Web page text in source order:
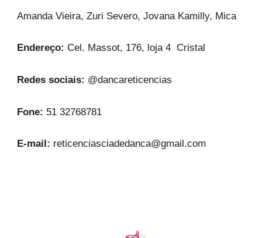
Amanda Vieira, Zuri Severo, Jovana Kamilly, Mica
Endereço: Cel. Massot, 176, loja 4 Cristal
Redes sociais: @dancareticencias
Fone: 51 32768781
E-mail: reticenciasciadedanca@gmail.com